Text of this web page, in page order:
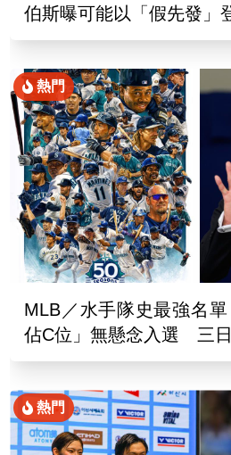
伯斯曝可能以「假先發」
熱門
MLB／水手隊史最強名
佔C位」無懸念入選 三
熱門